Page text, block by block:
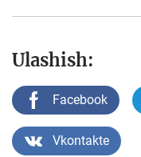
Ulashish:
Facebook
Vkontakte